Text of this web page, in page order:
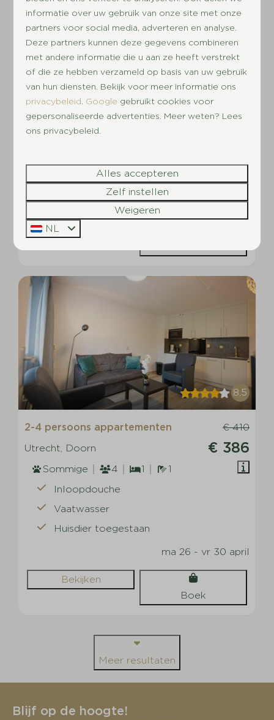
8,6
€ 377
€ 353
Safaritenten 6 persoons
Utrecht, Doorn
Nee
6
2
Vrijstaand
ma 26 - vr 30 april
Bekijken
8,5
€ 410
€ 386
2-4 persoons appartementen
Utrecht, Doorn
Sommige
4 1
1
Inloopdouche
Vaatwasser
Huisdier toegestaan
ma 26 - vr 30 april
Bekijken
Boek
Meer resultaten
Blijf op de hoogte!
informatie over uw gebruik van onze site met onze
partners voor social media, adverteren en analyse.
Deze partners kunnen deze gegevens combineren
met andere informatie die u aan ze heeft verstrekt
of die ze hebben verzameld op basis van uw gebruik
van hun diensten. Bekijk voor meer informatie ons
privacybeleid Google gebruikt cookies voor
gepersonaliseerde advertenties. Meer weten? Lees
ons privacybeleid.
Alles accepteren
Zelf instellen
Weigeren
NL